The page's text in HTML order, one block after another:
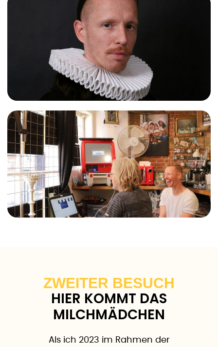
ZWEITER BESUCH
HIER KOMMT DAS
MILCHMÄDCHEN
Als ich 2023 im Rahmen der